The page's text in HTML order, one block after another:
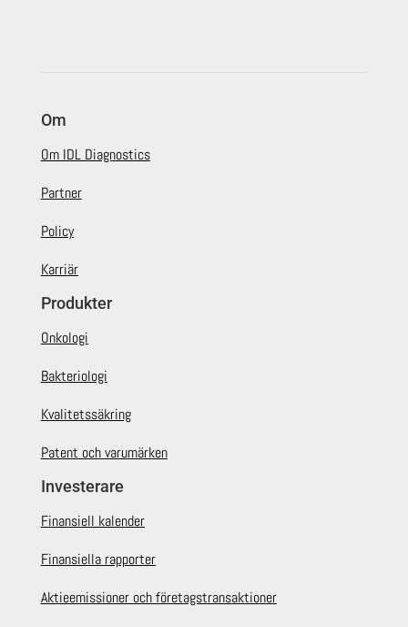
Om
Om IDL Diagnostics
Partner
Policy
Karriär
Produkter
Onkologi
Bakteriologi
Kvalitetssäkring
Patent och varumärken
Investerare
Finansiell kalender
Finansiella rapporter
Aktieemissioner och företagstransaktioner